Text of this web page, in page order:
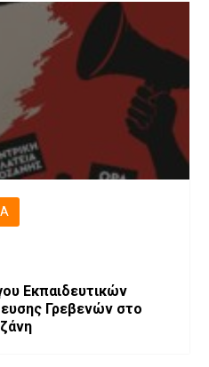
Εκπαιδευτικών
Γρεβενών στο